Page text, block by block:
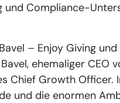
Compliance-
– Enjoy Giving
ehemaliger CEO
Chief Growth Officer.
und die enormen